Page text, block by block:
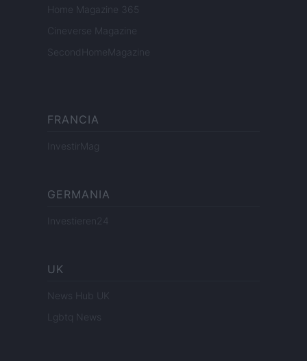
Home Magazine 365
Cineverse Magazine
SecondHomeMagazine
FRANCIA
InvestirMag
GERMANIA
Investieren24
UK
News Hub UK
Lgbtq News